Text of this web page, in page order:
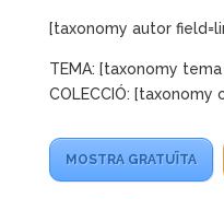
[taxonomy autor
TEMA: [taxonomy tema
COLECCIÓ: [taxonomy
MOSTRA GRATUÏTA